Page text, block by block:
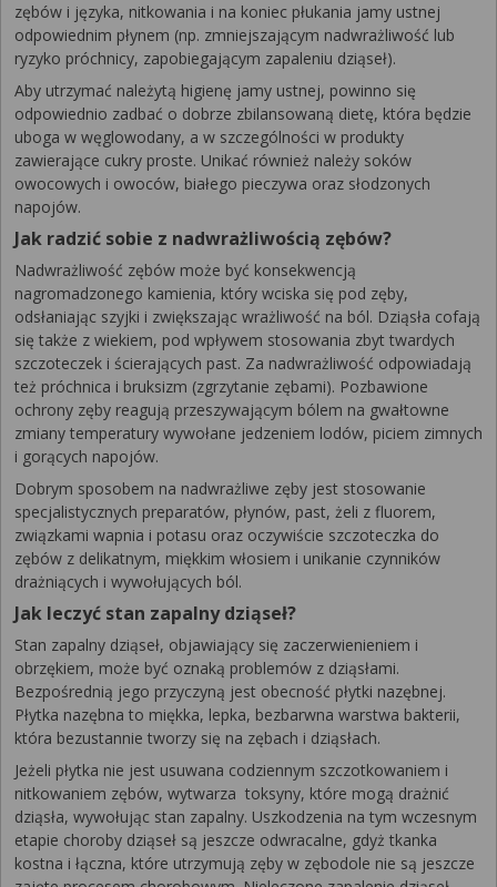
zębów i języka, nitkowania i na koniec płukania jamy ustnej
odpowiednim płynem (np. zmniejszającym nadwrażliwość lub
ryzyko próchnicy, zapobiegającym zapaleniu dziąseł).
Aby utrzymać należytą higienę jamy ustnej, powinno się
odpowiednio zadbać o dobrze zbilansowaną dietę, która będzie
uboga w węglowodany, a w szczególności w produkty
zawierające cukry proste. Unikać również należy soków
owocowych i owoców, białego pieczywa oraz słodzonych
napojów.
Jak radzić sobie z nadwrażliwością zębów?
Nadwrażliwość zębów może być konsekwencją
nagromadzonego kamienia, który wciska się pod zęby,
odsłaniając szyjki i zwiększając wrażliwość na ból. Dziąsła cofają
się także z wiekiem, pod wpływem stosowania zbyt twardych
szczoteczek i ścierających past. Za nadwrażliwość odpowiadają
też próchnica i bruksizm (zgrzytanie zębami). Pozbawione
ochrony zęby reagują przeszywającym bólem na gwałtowne
zmiany temperatury wywołane jedzeniem lodów, piciem zimnych
i gorących napojów.
Dobrym sposobem na nadwrażliwe zęby jest stosowanie
specjalistycznych preparatów, płynów, past, żeli z fluorem,
związkami wapnia i potasu oraz oczywiście szczoteczka do
zębów z delikatnym, miękkim włosiem i unikanie czynników
drażniących i wywołujących ból.
Jak leczyć stan zapalny dziąseł?
Stan zapalny dziąseł, objawiający się zaczerwienieniem i
obrzękiem, może być oznaką problemów z dziąsłami.
Bezpośrednią jego przyczyną jest obecność płytki nazębnej.
Płytka nazębna to miękka, lepka, bezbarwna warstwa bakterii,
która bezustannie tworzy się na zębach i dziąsłach.
Jeżeli płytka nie jest usuwana codziennym szczotkowaniem i
nitkowaniem zębów, wytwarza toksyny, które mogą drażnić
dziąsła, wywołując stan zapalny. Uszkodzenia na tym wczesnym
etapie choroby dziąseł są jeszcze odwracalne, gdyż tkanka
kostna i łączna, które utrzymują zęby w zębodole nie są jeszcze